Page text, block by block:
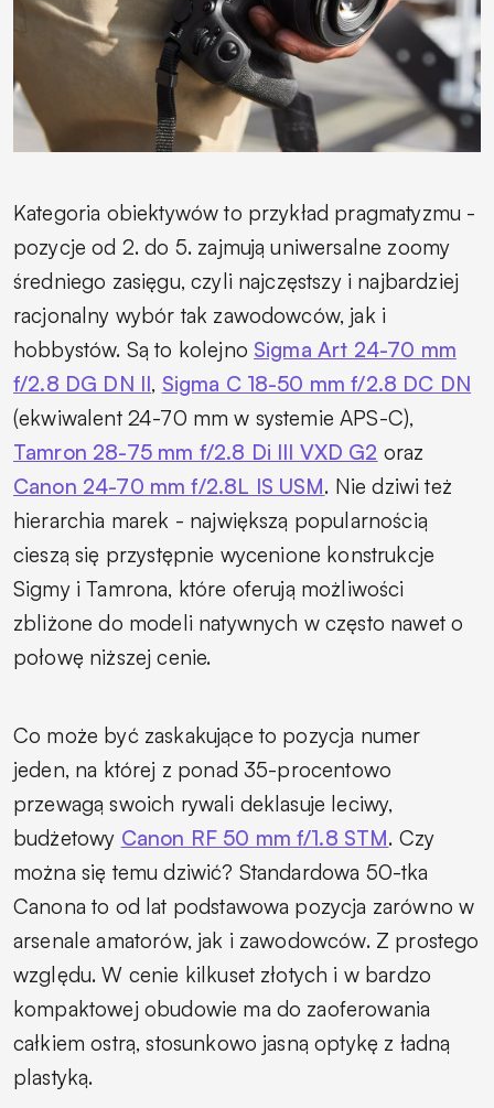
Kategoria obiektywów to przykład pragmatyzmu -
pozycje od 2. do 5. zajmują uniwersalne zoomy
średniego zasięgu, czyli najczęstszy i najbardziej
racjonalny wybór tak zawodowców, jak i
hobbystów. Są to kolejno Sigma Art 24-70 mm
f/2.8 DG DN II, Sigma C 18-50 mm f/2.8 DC DN
(ekwiwalent 24-70 mm w systemie APS-C),
Tamron 28-75 mm f/2.8 Di III VXD G2 oraz
Canon 24-70 mm f/2.8L IS USM. Nie dziwi też
hierarchia marek - największą popularnością
cieszą się przystępnie wycenione konstrukcje
Sigmy i Tamrona, które oferują możliwości
zbliżone do modeli natywnych w często nawet o
połowę niższej cenie.
Co może być zaskakujące to pozycja numer
jeden, na której z ponad 35-procentowo
przewagą swoich rywali deklasuje leciwy,
budżetowy Canon RF 50 mm f/1.8 STM. Czy
można się temu dziwić? Standardowa 50-tka
Canona to od lat podstawowa pozycja zarówno w
arsenale amatorów, jak i zawodowców. Z prostego
względu. W cenie kilkuset złotych i w bardzo
kompaktowej obudowie ma do zaoferowania
całkiem ostrą, stosunkowo jasną optykę z ładną
plastyką.